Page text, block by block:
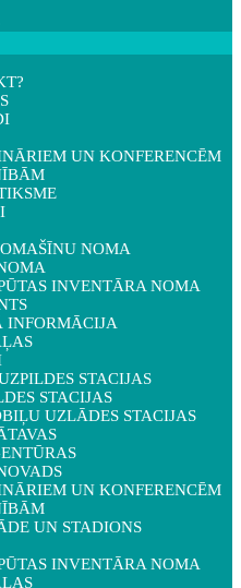
UN KONFERENCĒM
NOMA
INVENTĀRA NOMA
INFORMĀCIJA
STACIJAS
STACIJAS
UZLĀDES STACIJAS
UN KONFERENCĒM
UN STADIONS
INVENTĀRA NOMA